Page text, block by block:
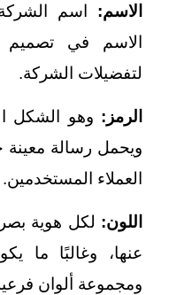
الاسم: اسم
الاسم في تصميم
لتفضيلات الشركة.
الرمز: وهو الشكل
ويحمل رسالة معينة
العملاء المستخدمين.
اللون: لكل هوية
عنها، وغالبًا ما
ومجموعة ألوان